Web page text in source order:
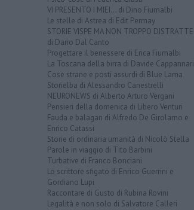
VI PRESENTO I MIEI... di Dino Fiumalbi
Le stelle di Astrea di Edit Permay
STORIE VISPE MA NON TROPPO DISTRATTE
di Dario Dal Canto
Progettare il benessere di Erica Fiumalbi
La Toscana della birra di Davide Cappannari
Cose strane e posti assurdi di Blue Lama
Storielba di Alessandro Canestrelli
NEURONEWS di Alberto Arturo Vergani
Pensieri della domenica di Libero Venturi
Fauda e balagan di Alfredo De Girolamo e
Enrico Catassi
Storie di ordinaria umanità di Nicolò Stella
Parole in viaggio di Tito Barbini
Turbative di Franco Bonciani
Lo scrittore sfigato di Enrico Guerrini e
Gordiano Lupi
Raccontare di Gusto di Rubina Rovini
Legalità e non solo di Salvatore Calleri